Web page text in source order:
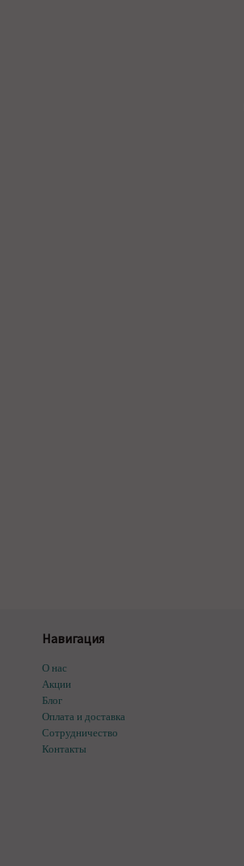
Навигация
О нас
Акции
Блог
Оплата и доставка
Сотрудничество
Контакты